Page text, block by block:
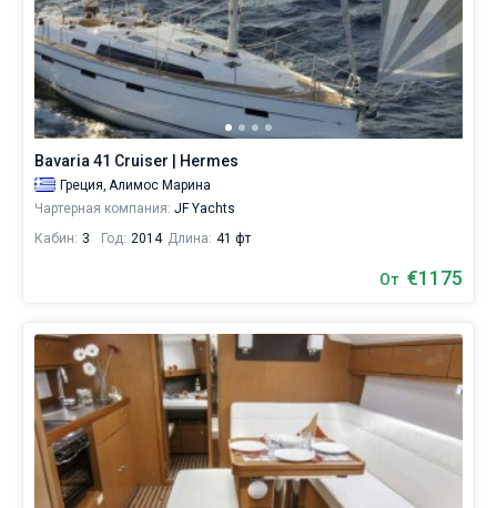
Bavaria 41 Cruiser | Hermes
Греция, Алимос Марина
Чартерная компания: JF Yachts
Кабин: 3 Год: 2014 Длина: 41 фт
От €1175